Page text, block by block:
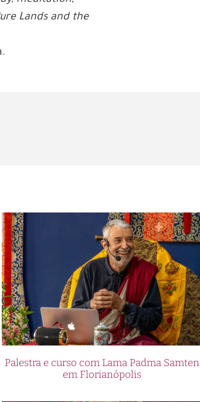
Lands and the
Palestra e curso com Lama Padma Samten
em Florianópolis